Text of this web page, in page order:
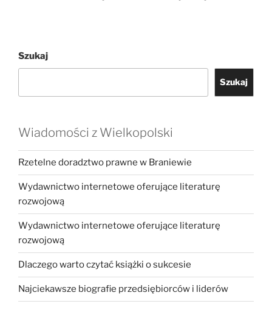
Szukaj
Szukaj
Wiadomości z Wielkopolski
Rzetelne doradztwo prawne w Braniewie
Wydawnictwo internetowe oferujące literaturę
rozwojową
Wydawnictwo internetowe oferujące literaturę
rozwojową
Dlaczego warto czytać książki o sukcesie
Najciekawsze biografie przedsiębiorców i liderów